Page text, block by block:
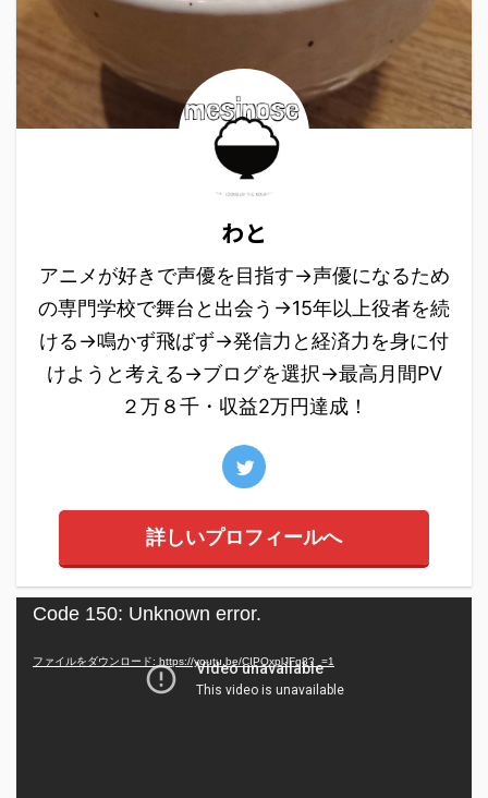
わと
アニメが好きで声優を目指す→声優になるため
の専門学校で舞台と出会う→15年以上役者を続
ける→鳴かず飛ばず→発信力と経済力を身に付
けようと考える→ブログを選択→最高月間PV
２万８千・収益2万円達成！
詳しいプロフィールへ
Code 150: Unknown error.
ファイルをダウンロード: https://youtu.be/CIPOxplJFq8?_=1